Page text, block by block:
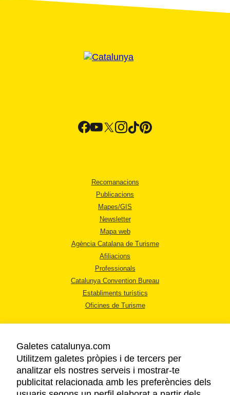
Recomanacions
Publicacions
Mapes/GIS
Newsletter
Mapa web
Agència Catalana de Turisme
Afiliacions
Professionals
Catalunya Convention Bureau
Establiments turístics
Oficines de Turisme
AVÍS LEGAL
POLÍTICA DE PRIVACITAT
Galetes catalunya.com
Utilitzem galetes pròpies i de tercers per
analitzar els nostres serveis i mostrar-te
publicitat relacionada amb les preferències dels